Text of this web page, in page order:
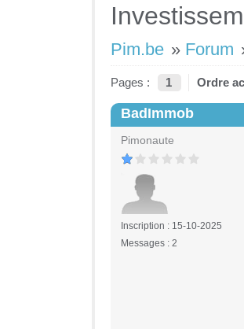
Pim.be » Forum
Pages : 1 Ordre
BadImmob
Pimonaute
Inscription : 15-10-2025
Messages : 2